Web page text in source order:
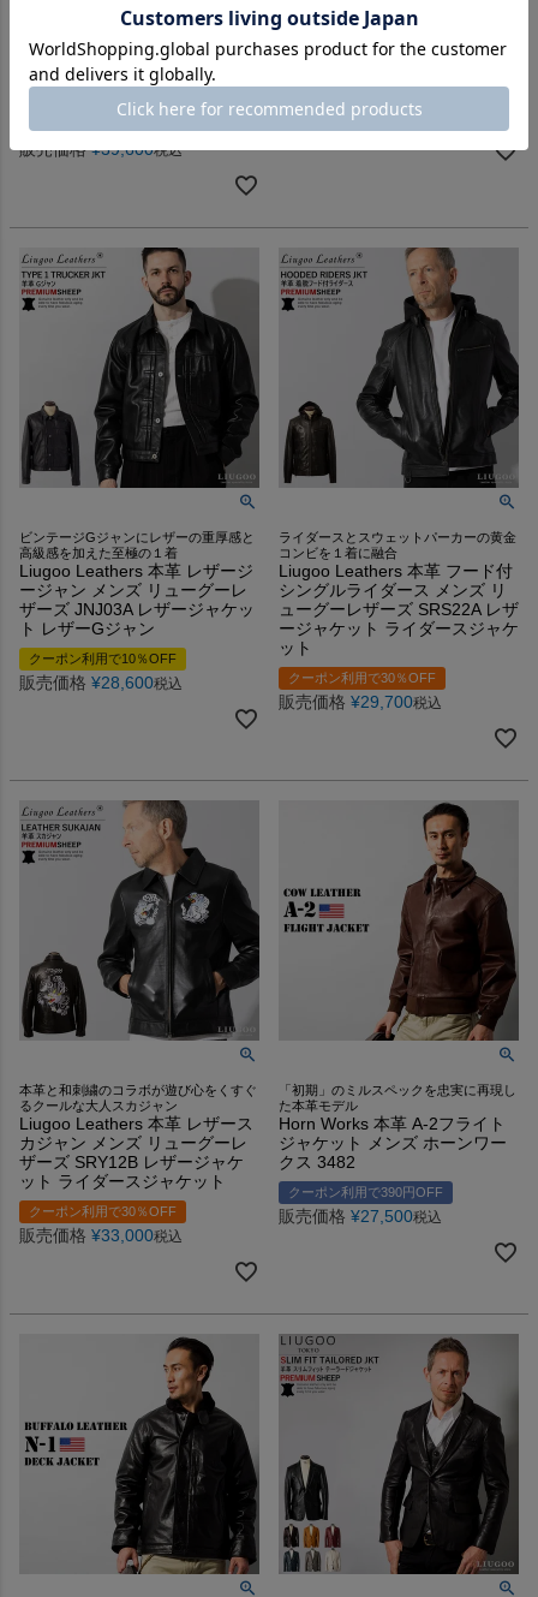
Liugoo Leathers 本革 着脱ボア
メンズ リューグーレザーズ
PRK08A レザージャケット 革ジ
ャン 着脱ライナー
販売価格 ¥39,600税込
ン Gジャン メンズ リューグー
JNJ01A レザージャケット ライ
ダースジャケット
クーポン利用で10％OFF
販売価格 ¥27,500税込
ビンテージGジャンにレザーの重厚感と
高級感を加えた至極の１着
Liugoo Leathers 本革 レザージ
ージャン メンズ リューグーレ
ザーズ JNJ03A レザージャケッ
ト レザーGジャン
クーポン利用で10％OFF
販売価格 ¥28,600税込
ライダースとスウェットパーカーの黄金
コンビを１着に融合
Liugoo Leathers 本革 フード付
シングルライダース メンズ リ
ューグーレザーズ SRS22A レザ
ージャケット ライダースジャケ
ット
クーポン利用で30％OFF
販売価格 ¥29,700税込
本革と和刺繍のコラボが遊び心をくすぐ
るクールな大人スカジャン
Liugoo Leathers 本革 レザース
カジャン メンズ リューグーレ
ザーズ SRY12B レザージャケ
ット ライダースジャケット
クーポン利用で30％OFF
販売価格 ¥33,000税込
「初期」のミルスペックを忠実に再現し
た本革モデル
Horn Works 本革 A-2フライト
ジャケット メンズ ホーンワー
クス 3482
クーポン利用で390円OFF
販売価格 ¥27,500税込